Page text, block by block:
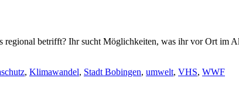
regional betrifft? Ihr sucht Möglichkeiten, was ihr vor Ort
, Klimawandel, Stadt Bobingen, umwelt, VHS, WWF